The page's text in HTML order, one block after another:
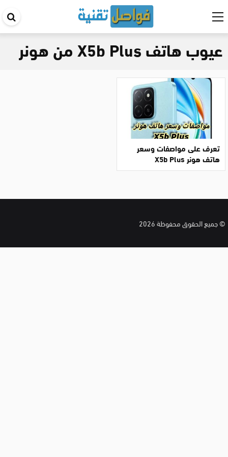
عيوب هاتف X5b Plus من هونر
تعرف على مواصفات وسعر
هاتف هونر X5b Plus
© جميع الحقوق محفوظة 2026